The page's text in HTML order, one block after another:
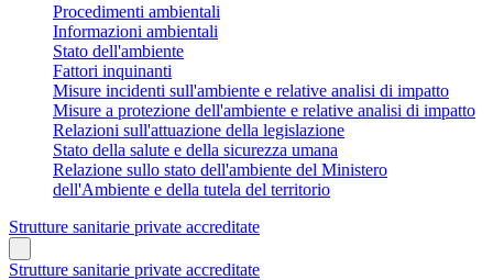
Procedimenti ambientali
Informazioni ambientali
Stato dell'ambiente
Fattori inquinanti
Misure incidenti sull'ambiente e relative analisi di impatto
Misure a protezione dell'ambiente e relative analisi di impatto
Relazioni sull'attuazione della legislazione
Stato della salute e della sicurezza umana
Relazione sullo stato dell'ambiente del Ministero
dell'Ambiente e della tutela del territorio
Strutture sanitarie private accreditate
Strutture sanitarie private accreditate